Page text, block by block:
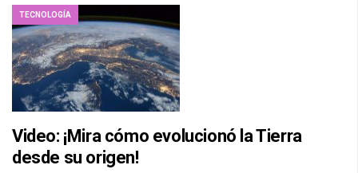
TECNOLOGÍA
Video: ¡Mira cómo evolucionó la Tierra
desde su origen!